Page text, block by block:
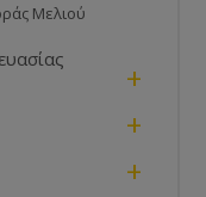
Μελιού
+
+
+